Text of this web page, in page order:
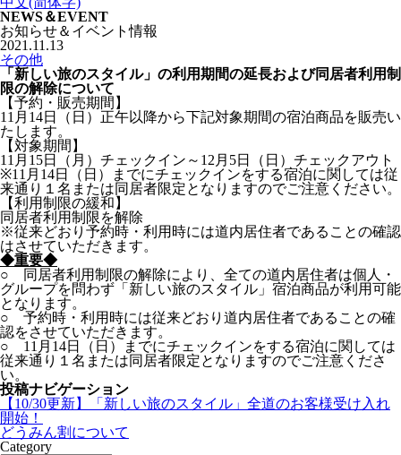
NEWS＆EVENT
お知らせ＆イベント情報
2021.11.13
その他
「新しい旅のスタイル」の利用期間の延長および同居者利用制
限の解除について
【予約・販売期間】
11月14日（日）正午以降から下記対象期間の宿泊商品を販売い
たします。
【対象期間】
11月15日（月）チェックイン～12月5日（日）チェックアウト
※11月14日（日）までにチェックインをする宿泊に関しては従
来通り１名または同居者限定となりますのでご注意ください。
【利用制限の緩和】
同居者利用制限を解除
※従来どおり予約時・利用時には道内居住者であることの確認
はさせていただきます。
◆重要◆
○ 同居者利用制限の解除により、全ての道内居住者は個人・
グループを問わず「新しい旅のスタイル」宿泊商品が利用可能
となります。
○ 予約時・利用時には従来どおり道内居住者であることの確
認をさせていただきます。
○ 11月14日（日）までにチェックインをする宿泊に関しては
従来通り１名または同居者限定となりますのでご注意くださ
い。
投稿ナビゲーション
【10/30更新】「新しい旅のスタイル」全道のお客様受け入れ
開始！
どうみん割について
Category